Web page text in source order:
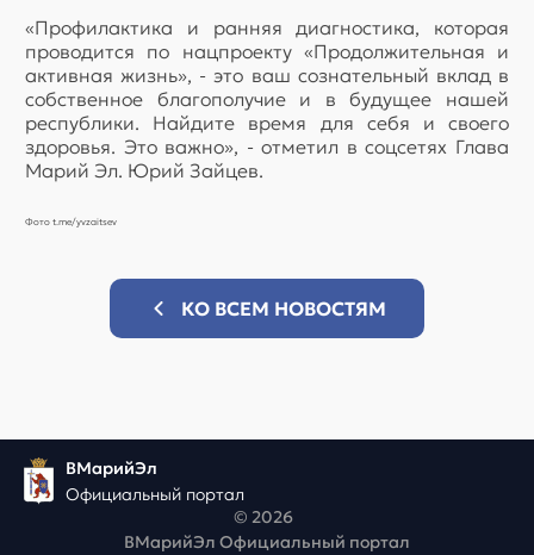
«Профилактика и ранняя диагностика, которая
проводится по нацпроекту «Продолжительная и
активная жизнь», - это ваш сознательный вклад в
собственное благополучие и в будущее нашей
республики. Найдите время для себя и своего
здоровья. Это важно», - отметил в соцсетях Глава
Марий Эл. Юрий Зайцев.
Фото t.me/yvzaitsev
КО ВСЕМ НОВОСТЯМ
ВМарийЭл
Официальный портал
© 2026
ВМарийЭл Официальный портал